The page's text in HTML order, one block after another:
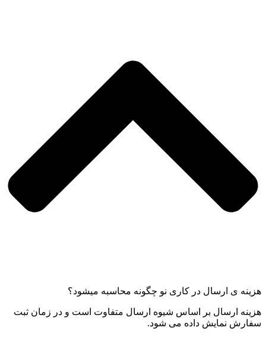
هزینه ی ارسال در کاری نو چگونه محاسبه میشود؟
هزینه ارسال بر اساس شیوه ارسال متفاوت است و در زمان ثبت
سفارش نمایش داده می شود.